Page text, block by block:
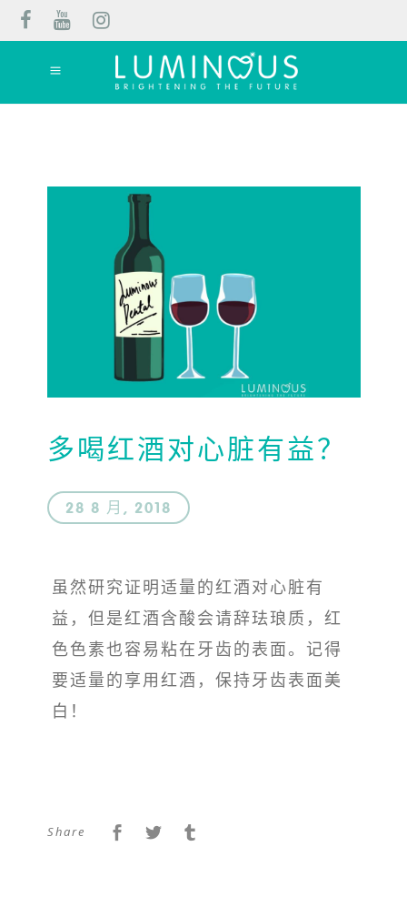
多喝红酒对心脏有益？
28 8 月, 2018
虽然研究证明适量的红酒对心脏有
益，但是红酒含酸会请辞珐琅质，红
色色素也容易粘在牙齿的表面。记得
要适量的享用红酒，保持牙齿表面美
白！
Share